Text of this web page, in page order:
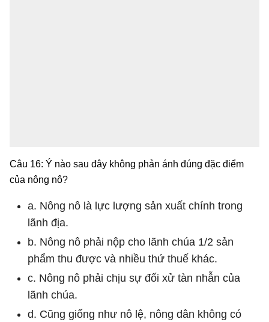
Câu 16: Ý nào sau đây không phản ánh đúng đặc điểm
của nông nô?
a. Nông nô là lực lượng sản xuất chính trong
lãnh địa.
b. Nông nô phải nộp cho lãnh chúa 1/2 sản
phẩm thu được và nhiều thứ thuế khác.
c. Nông nô phải chịu sự đối xử tàn nhẫn của
lãnh chúa.
d. Cũng giống như nô lệ, nông dân không có